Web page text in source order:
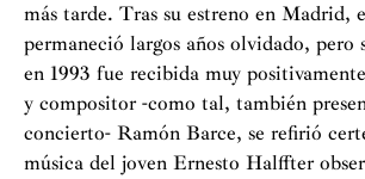
más tarde. Tras su estreno en Madrid,
permaneció largos años olvidado, pero
en 1993 fue recibida muy
y compositor -como tal, también
concierto- Ramón Barce, se refirió
música del joven Ernesto Halffter